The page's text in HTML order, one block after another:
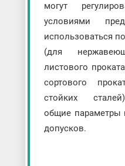
могут
условиями
использоваться
(для
листового
сортового
стойких
общие параметры
допусков.